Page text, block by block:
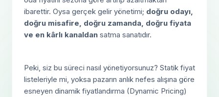
ibarettir. Oysa gerçek gelir yönetimi; doğru odayı,
doğru misafire, doğru zamanda, doğru fiyata
ve en kârlı kanaldan satma sanatıdır.
Peki, siz bu süreci nasıl yönetiyorsunuz? Statik fiyat
listeleriyle mi, yoksa pazarın anlık nefes alışına göre
esneyen dinamik fiyatlandırma (Dynamic Pricing)